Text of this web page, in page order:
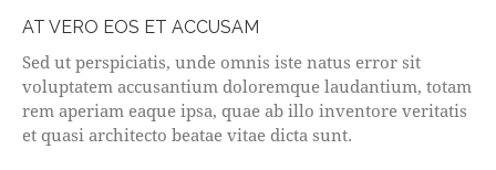
AT VERO EOS ET ACCUSAM
Sed ut perspiciatis, unde omnis iste natus error sit
voluptatem accusantium doloremque laudantium, totam
rem aperiam eaque ipsa, quae ab illo inventore veritatis
et quasi architecto beatae vitae dicta sunt.